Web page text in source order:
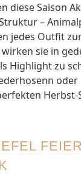
diese Saison
–
jedes Outfit
sie in
Highlight zu
Herbst-